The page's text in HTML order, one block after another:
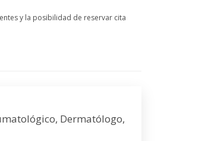
y la posibilidad de reservar cita
Dermatólogo,